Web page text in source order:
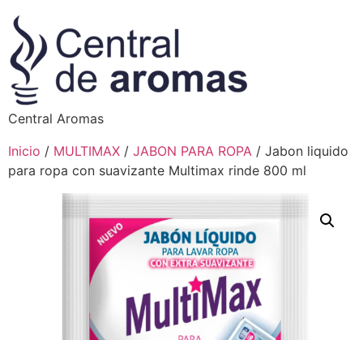
Central Aromas
Inicio / MULTIMAX / JABON PARA ROPA / Jabon liquido
para ropa con suavizante Multimax rinde 800 ml